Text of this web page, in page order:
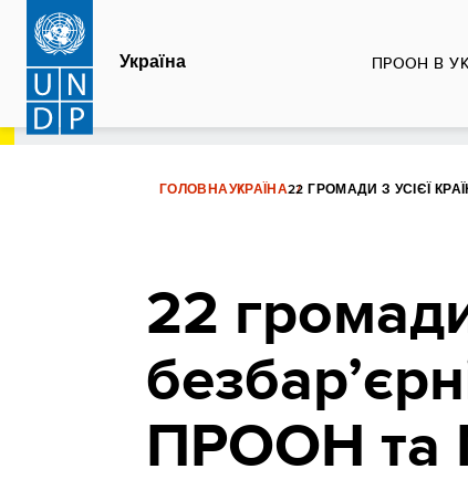
Перейти
основного
вмісту
Україна ПРООН В
ГОЛОВНАУКРАЇНА22 ГРОМАДИ З УСІЄЇ
22
ПРООН та